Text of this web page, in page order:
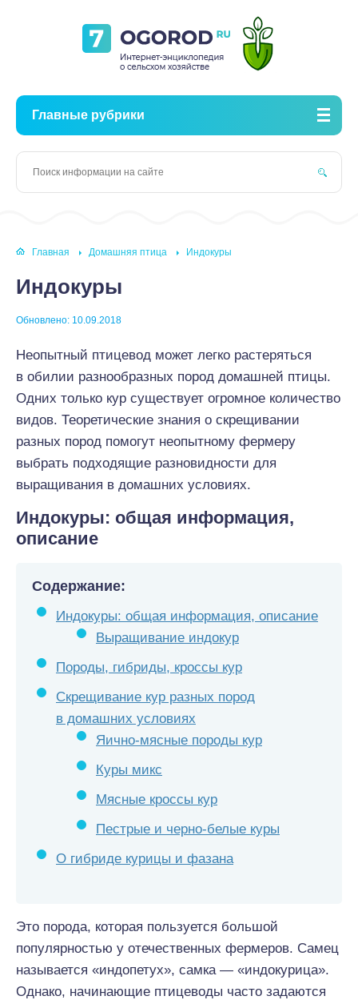
Главные рубрики
Главная Домашняя птица Индокуры
Индокуры
Обновлено: 10.09.2018
Неопытный птицевод может легко растеряться
в обилии разнообразных пород домашней птицы.
Одних только кур существует огромное количество
видов. Теоретические знания о скрещивании
разных пород помогут неопытному фермеру
выбрать подходящие разновидности для
выращивания в домашних условиях.
Индокуры: общая информация,
описание
Содержание:
Индокуры: общая информация, описание
Выращивание индокур
Породы, гибриды, кроссы кур
Скрещивание кур разных пород
в домашних условиях
Яично-мясные породы кур
Куры микс
Мясные кроссы кур
Пестрые и черно-белые куры
О гибриде курицы и фазана
Это порода, которая пользуется большой
популярностью у отечественных фермеров. Самец
называется «индопетух», самка — «индокурица».
Однако, начинающие птицеводы часто задаются